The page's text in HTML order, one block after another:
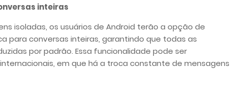
inteiras
isoladas, os usuários de Android terão a opção de
para conversas inteiras, garantindo que todas as
por padrão. Essa funcionalidade pode ser
em que há a troca constante de mensagens